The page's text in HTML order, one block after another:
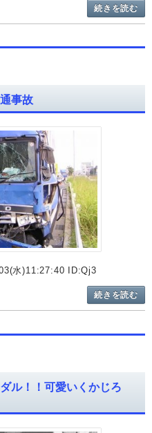
続きを読む
事故
水)11:27:40 ID:Qj3
続きを読む
ル！！可愛いくかじろ